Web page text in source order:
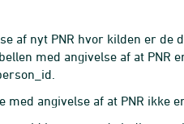
af nyt PNR hvor kilden er de
med angivelse af at PNR
angivelse af at PNR ikke